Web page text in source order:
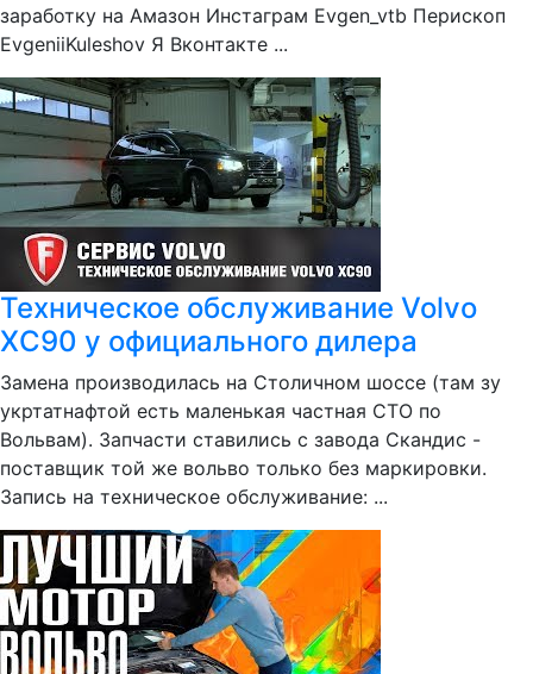
заработку на Амазон Инстаграм Evgen_vtb Перископ
EvgeniiKuleshov Я Вконтакте ...
Техническое обслуживание Volvo
XC90 у официального дилера
Замена производилась на Столичном шоссе (там зу
укртатнафтой есть маленькая частная СТО по
Вольвам). Запчасти ставились с завода Скандис -
поставщик той же вольво только без маркировки.
Запись на техническое обслуживание: ...